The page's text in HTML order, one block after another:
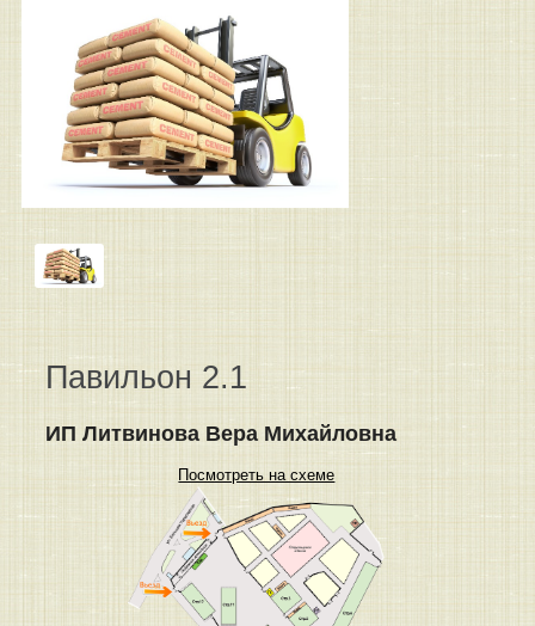
Павильон 2.1
ИП Литвинова Вера Михайловна
Посмотреть на схеме